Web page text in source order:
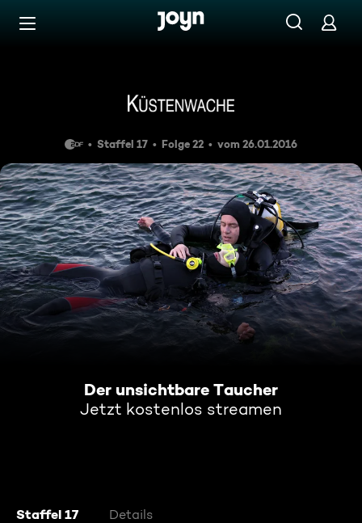
Zum Inhalt springen
Staffel 17 Folge 22 vom 26.01.2016
Der unsichtbare Taucher
Jetzt kostenlos streamen
Staffel 17 Details